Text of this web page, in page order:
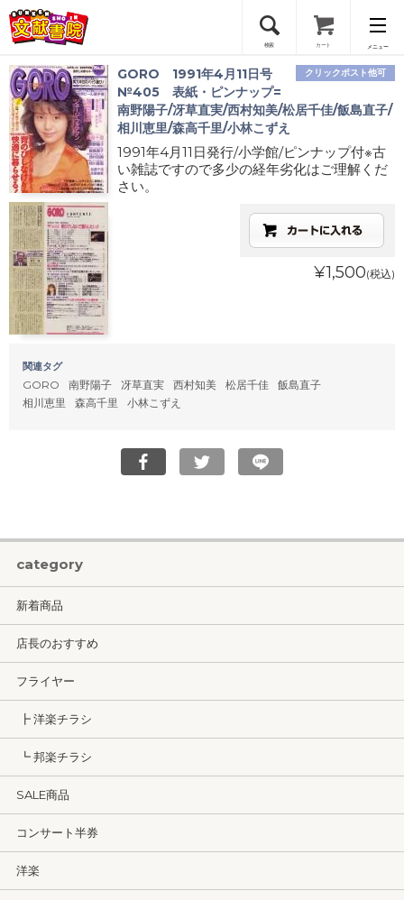
検索 カート メニュー
会員登録
ログイン
クリックポスト他可
GORO 1991年4月11日号
№405 表紙・ピンナップ=
南野陽子/冴草直実/西村知美/松居千佳/飯島直子/
相川恵里/森高千里/小林こずえ
1991年4月11日発行/小学館/ピンナップ付※古
い雑誌ですので多少の経年劣化はご理解くだ
さい。
¥1,500(税込)
関連タグ
GORO 南野陽子 冴草直実 西村知美 松居千佳
飯島直子
相川恵里
森高千里 小林こずえ
category
新着商品
店長のおすすめ
フライヤー
┣ 洋楽チラシ
┗ 邦楽チラシ
SALE商品
コンサート半券
洋楽